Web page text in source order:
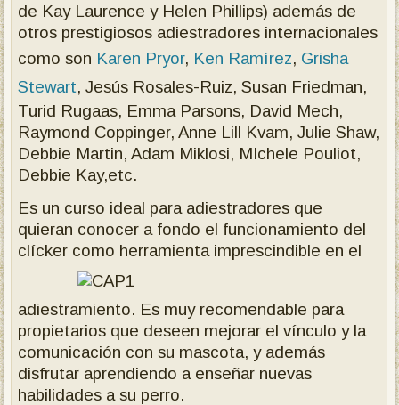
de Kay Laurence y Helen Phillips) además de
otros prestigiosos adiestradores internacionales
como son Karen Pryor, Ken Ramírez, Grisha
Stewart, Jesús Rosales-Ruiz, Susan Friedman,
Turid Rugaas, Emma Parsons, David Mech,
Raymond Coppinger, Anne Lill Kvam, Julie Shaw,
Debbie Martin, Adam Miklosi, MIchele Pouliot,
Debbie Kay,etc.
Es un curso ideal para adiestradores que
quieran conocer a fondo el funcionamiento del
clícker como herramienta imprescindible en el
adiestramiento. Es muy recomendable para
propietarios que deseen mejorar el vínculo y la
comunicación con su mascota, y además
disfrutar aprendiendo a enseñar nuevas
habilidades a su perro.